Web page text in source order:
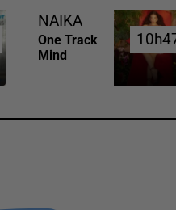
NAIKA
One Track
Mind